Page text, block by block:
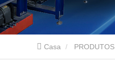
Casa PRODUTOS